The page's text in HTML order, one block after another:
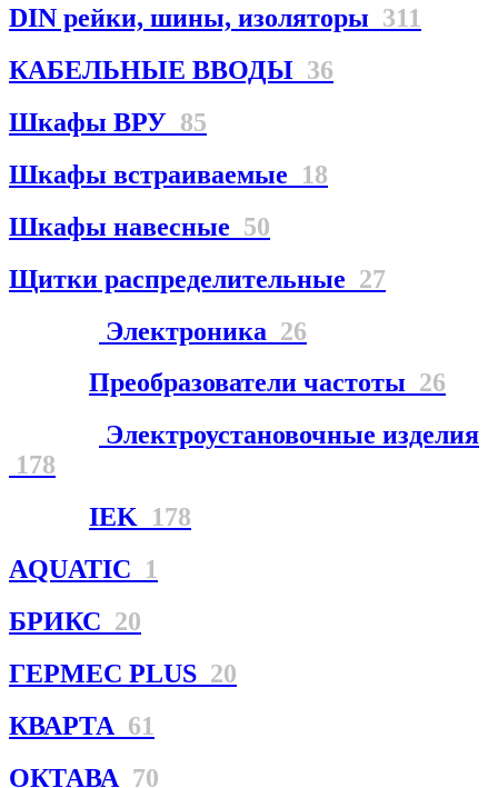
DIN рейки, шины, изоляторы 311
КАБЕЛЬНЫЕ ВВОДЫ 36
Шкафы ВРУ 85
Шкафы встраиваемые 18
Шкафы навесные 50
Щитки распределительные 27
Электроника 26
Преобразователи частоты 26
Электроустановочные изделия
178
IEK 178
AQUATIC 1
БРИКС 20
ГЕРМЕС PLUS 20
КВАРТА 61
ОКТАВА 70